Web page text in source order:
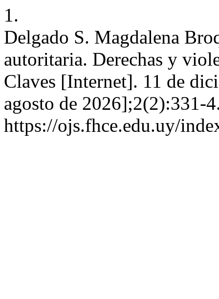
1.
Delgado S. Magdalena
autoritaria. Derechas y
Claves [Internet]. 11 de
agosto de 2026];2(2):331-
https://ojs.fhce.edu.uy/